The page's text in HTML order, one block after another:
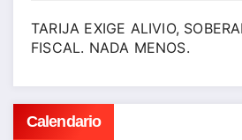
TARIJA EXIGE ALIVIO,
FISCAL. NADA MENOS.
Calendario